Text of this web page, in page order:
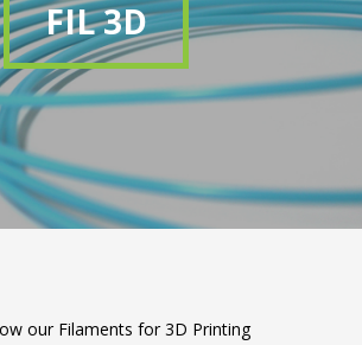
FIL 3D
our Filaments for 3D Printing